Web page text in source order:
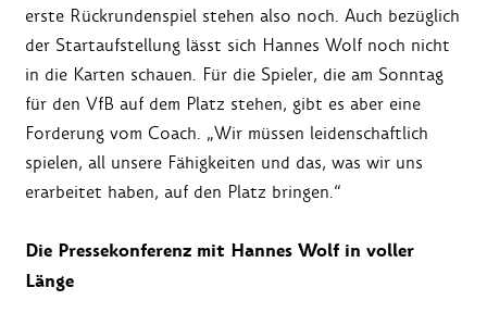
erste Rückrundenspiel stehen also noch. Auch bezüglich
der Startaufstellung lässt sich Hannes Wolf noch nicht
in die Karten schauen. Für die Spieler, die am Sonntag
für den VfB auf dem Platz stehen, gibt es aber eine
Forderung vom Coach. „Wir müssen leidenschaftlich
spielen, all unsere Fähigkeiten und das, was wir uns
erarbeitet haben, auf den Platz bringen.“
Die Pressekonferenz mit Hannes Wolf in voller
Länge